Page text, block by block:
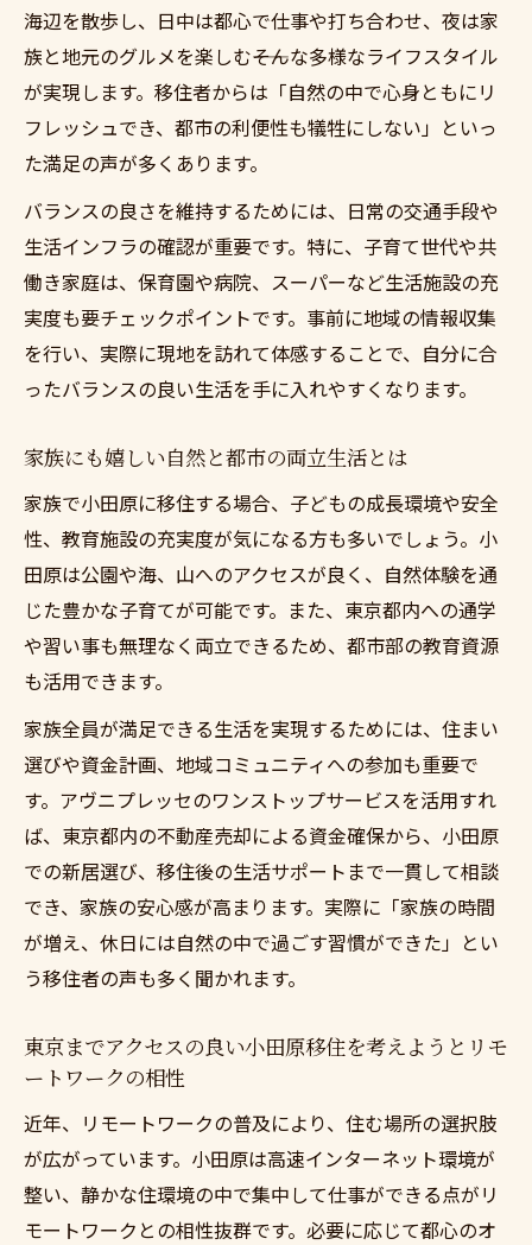
海辺を散歩し、日中は都心で仕事や打ち合わせ、夜は家
族と地元のグルメを楽しむ――そんな多様なライフスタイル
が実現します。移住者からは「自然の中で心身ともにリ
フレッシュでき、都市の利便性も犠牲にしない」といっ
た満足の声が多くあります。
バランスの良さを維持するためには、日常の交通手段や
生活インフラの確認が重要です。特に、子育て世代や共
働き家庭は、保育園や病院、スーパーなど生活施設の充
実度も要チェックポイントです。事前に地域の情報収集
を行い、実際に現地を訪れて体感することで、自分に合
ったバランスの良い生活を手に入れやすくなります。
家族にも嬉しい自然と都市の両立生活とは
家族で小田原に移住する場合、子どもの成長環境や安全
性、教育施設の充実度が気になる方も多いでしょう。小
田原は公園や海、山へのアクセスが良く、自然体験を通
じた豊かな子育てが可能です。また、東京都内への通学
や習い事も無理なく両立できるため、都市部の教育資源
も活用できます。
家族全員が満足できる生活を実現するためには、住まい
選びや資金計画、地域コミュニティへの参加も重要で
す。アヴニプレッセのワンストップサービスを活用すれ
ば、東京都内の不動産売却による資金確保から、小田原
での新居選び、移住後の生活サポートまで一貫して相談
でき、家族の安心感が高まります。実際に「家族の時間
が増え、休日には自然の中で過ごす習慣ができた」とい
う移住者の声も多く聞かれます。
東京までアクセスの良い小田原移住を考えようとリモ
ートワークの相性
近年、リモートワークの普及により、住む場所の選択肢
が広がっています。小田原は高速インターネット環境が
整い、静かな住環境の中で集中して仕事ができる点がリ
モートワークとの相性抜群です。必要に応じて都心のオ